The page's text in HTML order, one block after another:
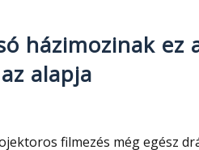
házimozinak ez
alapja
filmezés még egész